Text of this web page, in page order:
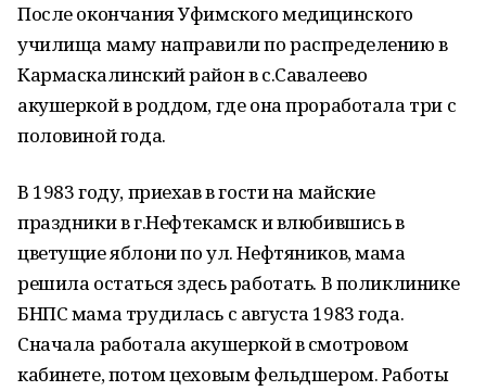
После окончания Уфимского медицинского
училища маму направили по распределению в
Кармаскалинский район в с.Савалеево
акушеркой в роддом, где она проработала три с
половиной года.
В 1983 году, приехав в гости на майские
праздники в г.Нефтекамск и влюбившись в
цветущие яблони по ул. Нефтяников, мама
решила остаться здесь работать. В поликлинике
БНПС мама трудилась с августа 1983 года.
Сначала работала акушеркой в смотровом
кабинете, потом цеховым фельдшером. Работы